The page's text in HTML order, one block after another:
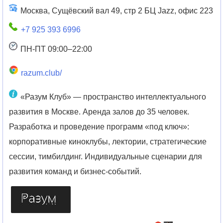
Москва, Сущёвский вал 49, стр 2 БЦ Jazz, офис 223
+7 925 393 6996
ПН-ПТ 09:00–22:00
razum.club/
«Разум Клуб» — пространство интеллектуального
развития в Москве. Аренда залов до 35 человек.
Разработка и проведение программ «под ключ»:
корпоративные киноклубы, лектории, стратегические
сессии, тимбилдинг. Индивидуальные сценарии для
развития команд и бизнес-событий.